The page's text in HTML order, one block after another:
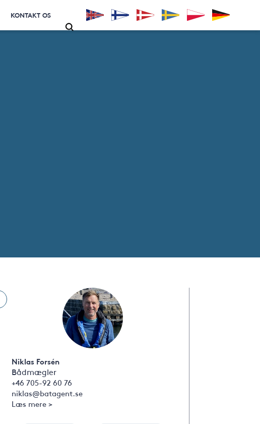
KONTAKT OS
Niklas Forsén
Bådmægler
+46 705-92 60 76
niklas@batagent.se
Læs mere >